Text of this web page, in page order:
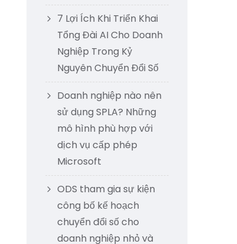
7 Lợi Ích Khi Triển Khai
Tổng Đài AI Cho Doanh
Nghiệp Trong Kỷ
Nguyên Chuyển Đổi Số
Doanh nghiệp nào nên
sử dụng SPLA? Những
mô hình phù hợp với
dịch vụ cấp phép
Microsoft
ODS tham gia sự kiện
công bố kế hoạch
chuyển đổi số cho
doanh nghiệp nhỏ và